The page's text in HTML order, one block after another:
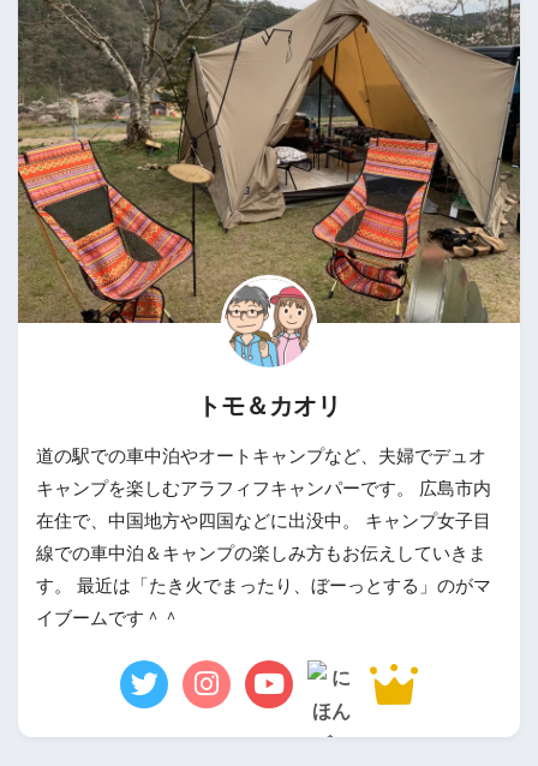
トモ＆カオリ
道の駅での車中泊やオートキャンプなど、夫婦でデュオ
キャンプを楽しむアラフィフキャンパーです。 広島市内
在住で、中国地方や四国などに出没中。 キャンプ女子目
線での車中泊＆キャンプの楽しみ方もお伝えしていきま
す。 最近は「たき火でまったり、ぼーっとする」のがマ
イブームです＾＾